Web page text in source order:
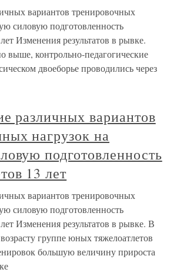
вариантов тренировочных
силовую подготовленность
Изменения результатов в рывке.
выше, контрольно-педагогические
двоеборье проводились через
различных вариантов
нагрузок на
подготовленность
13 лет
вариантов тренировочных
силовую подготовленность
Изменения результатов в рывке. В
группе юных тяжелоатлетов
большую величину прироста